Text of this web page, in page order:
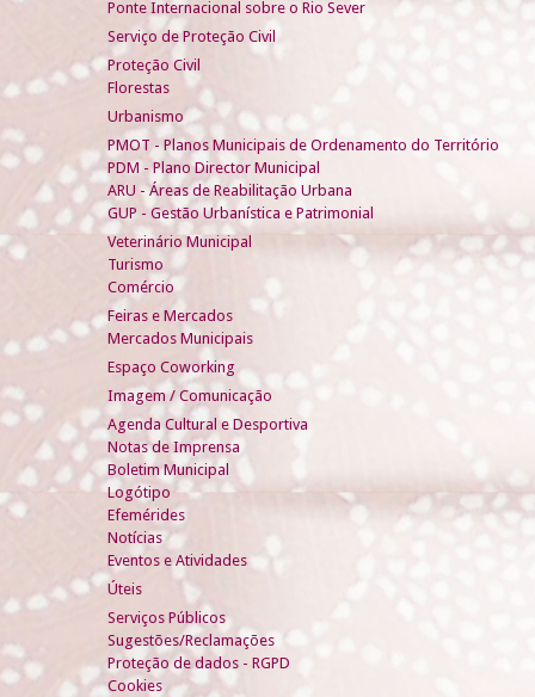
Ponte Internacional sobre o Rio Sever
Serviço de Proteção Civil
Proteção Civil
Florestas
Urbanismo
PMOT - Planos Municipais de Ordenamento do Território
PDM - Plano Director Municipal
ARU - Áreas de Reabilitação Urbana
GUP - Gestão Urbanística e Patrimonial
Veterinário Municipal
Turismo
Comércio
Feiras e Mercados
Mercados Municipais
Espaço Coworking
Imagem / Comunicação
Agenda Cultural e Desportiva
Notas de Imprensa
Boletim Municipal
Logótipo
Efemérides
Notícias
Eventos e Atividades
Úteis
Serviços Públicos
Sugestões/Reclamações
Proteção de dados - RGPD
Cookies